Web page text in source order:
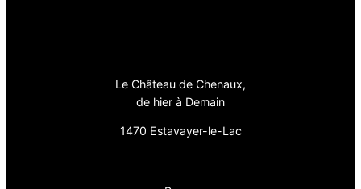
Le Château de Chenaux,
de hier à Demain
1470 Estavayer-le-Lac